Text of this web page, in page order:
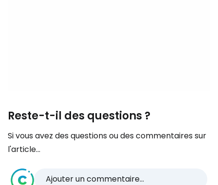
Reste-t-il des questions ?
Si vous avez des questions ou des commentaires sur
l'article...
Ajouter un commentaire...